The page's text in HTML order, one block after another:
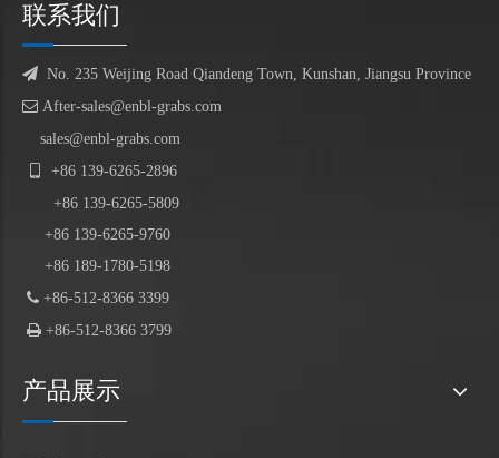
联系我们
 No. 235 Weijing Road Qiandeng Town, Kunshan, Jiangsu Province
 After-sales@enbl-grabs.com
sales@enbl-grabs.com
+86 139-6265-2896
+86 139-6265-5809
+86 139-6265-9760
+86 189-1780-5198
 +86-512-8366 3399
 +86-512-8366 3799
产品展示